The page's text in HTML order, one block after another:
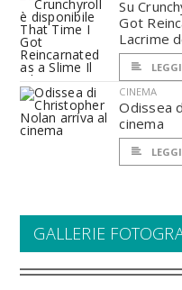
Su
Got
Lacrime
LEGGI
CINEMA
Odissea
cinema
LEGGI
GALLERIE